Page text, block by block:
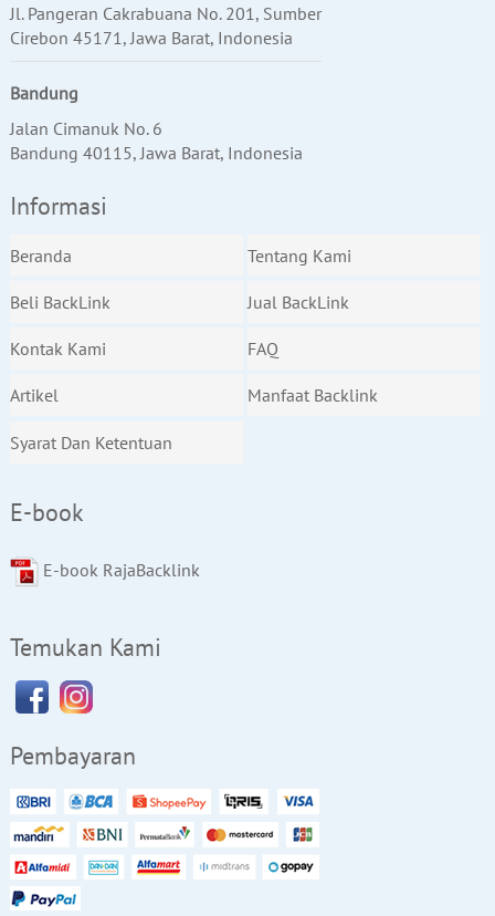
Jl. Pangeran Cakrabuana No. 201, Sumber
Cirebon 45171, Jawa Barat, Indonesia
Bandung
Jalan Cimanuk No. 6
Bandung 40115, Jawa Barat, Indonesia
Informasi
Beranda Tentang Kami
Beli BackLink Jual BackLink
Kontak Kami FAQ
Artikel Manfaat Backlink
Syarat Dan Ketentuan
E-book
E-book RajaBacklink
Temukan Kami
Pembayaran